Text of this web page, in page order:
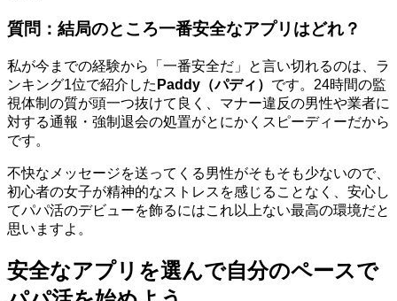
質問：結局のところ一番安全なアプリはどれ？
私が今までの経験から「一番安全だ」と言い切れるのは、ラ
ンキング1位で紹介した Paddy（パディ） です。24時間の監
視体制の質が頭一つ抜けて良く、マナー違反の男性や業者に
対する通報・強制退会の処置がとにかくスピーディーだから
です。
不快なメッセージを送ってくる男性がそもそも少ないので、
初心者の女子が精神的なストレスを感じることなく、安心し
てパパ活のデビューを飾るにはこれ以上ない最高の環境だと
思いますよ。
安全なアプリを選んで自分のペースで